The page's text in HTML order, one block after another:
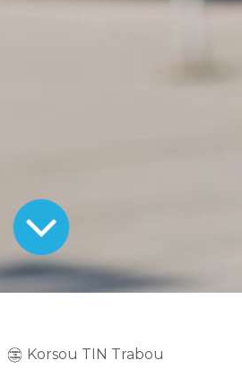
Korsou TIN Trabou